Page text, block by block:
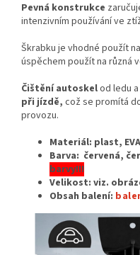
Pevná konstrukce
intenzivním používání ve
Škrabku je vhodné použít
úspěchem použít na různá
Čištění autoskelod ledu
při jízdě, což se promítá
provozu.
Materiál: plast,
Barva: červená,
barvy!!!
Velikost: viz.
Obsah balení: